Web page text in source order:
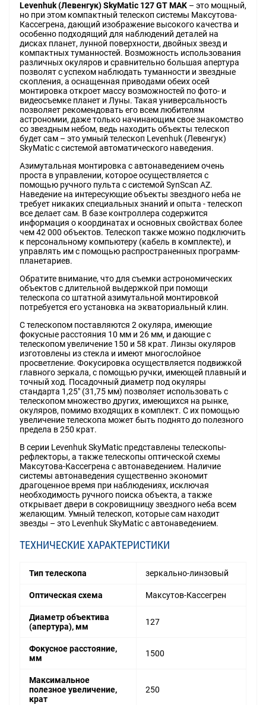
Levenhuk (Левенгук) SkyMatic 127 GT MAK – это мощный,
но при этом компактный телескоп системы Максутова-
Кассегрена, дающий изображение высокого качества и
особенно подходящий для наблюдений деталей на
дисках планет, лунной поверхности, двойных звезд и
компактных туманностей. Возможность использования
различных окуляров и сравнительно большая апертура
позволят с успехом наблюдать туманности и звездные
скопления, а оснащенная приводами обеих осей
монтировка откроет массу возможностей по фото- и
видеосъемке планет и Луны. Такая универсальность
позволяет рекомендовать его всем любителям
астрономии, даже только начинающим свое знакомство
со звездным небом, ведь находить объекты телескоп
будет сам – это умный телескоп Levenhuk (Левенгук)
SkyMatic с системой автоматического наведения.
Азимутальная монтировка с автонаведением очень
проста в управлении, которое осуществляется с
помощью ручного пульта с системой SynScan AZ.
Наведение на интересующие объекты звездного неба не
требует никаких специальных знаний и опыта - телескоп
все делает сам. В базе контроллера содержится
информация о координатах и основных свойствах более
чем 42 000 объектов. Телескоп также можно подключить
к персональному компьютеру (кабель в комплекте), и
управлять им с помощью распространенных программ-
планетариев.
Обратите внимание, что для съемки астрономических
объектов с длительной выдержкой при помощи
телескопа со штатной азимутальной монтировкой
потребуется его установка на экваториальный клин.
С телескопом поставляются 2 окуляра, имеющие
фокусные расстояния 10 мм и 26 мм, и дающие с
телескопом увеличение 150 и 58 крат. Линзы окуляров
изготовлены из стекла и имеют многослойное
просветление. Фокусировка осуществляется подвижкой
главного зеркала, с помощью ручки, имеющей плавный и
точный ход. Посадочный диаметр под окуляры
стандарта 1,25" (31,75 мм) позволяет использовать с
телескопом множество других, имеющихся на рынке,
окуляров, помимо входящих в комплект. С их помощью
увеличение телескопа может быть поднято до полезного
предела в 250 крат.
В серии Levenhuk SkyMatic представлены телескопы-
рефлекторы, а также телескопы оптической схемы
Максутова-Кассегрена с автонаведением. Наличие
системы автонаведения существенно экономит
драгоценное время при наблюдениях, исключая
необходимость ручного поиска объекта, а также
открывает двери в сокровищницу звездного неба всем
желающим. Умный телескоп, которые сам находит
звезды – это Levenhuk SkyMatic с автонаведением.
ТЕХНИЧЕСКИЕ ХАРАКТЕРИСТИКИ
Тип телескопа зеркально-линзовый
Оптическая схема Максутов-Кассегрен
Диаметр объектива
(апертура), мм
127
Фокусное расстояние,
мм
1500
Максимальное
полезное увеличение,
крат
250